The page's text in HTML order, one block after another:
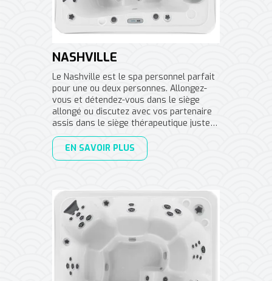
NASHVILLE
Le Nashville est le spa personnel parfait
pour une ou deux personnes. Allongez-
vous et détendez-vous dans le siège
allongé ou discutez avec vos partenaire
assis dans le siège thérapeutique juste…
EN SAVOIR PLUS